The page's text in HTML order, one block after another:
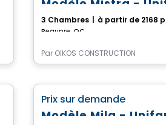
Modèle Mistra -
3 Chambres à partir de 2168
Beaupre, QC
Par OIKOS CONSTRUCTION
Prix sur demande
Modèle Mila -